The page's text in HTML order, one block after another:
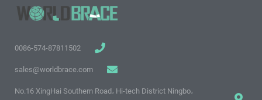
0086-574-87811502
sales@worldbrace.com
No.16 XingHai Southern Road، Hi-tech District Ningbo،